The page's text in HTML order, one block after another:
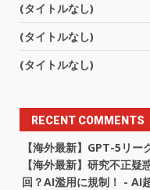
(タイトルなし)
(タイトルなし)
(タイトルなし)
RECENT COMMENTS
【海外最新】GPT-5リ
【海外最新】研究不正
回？AI濫用に規制！ - AI